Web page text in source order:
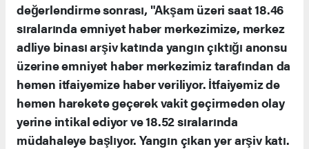
değerlendirme sonrası, "Akşam üzeri saat 18.46
sıralarında emniyet haber merkezimize, merkez
adliye binası arşiv katında yangın çıktığı anonsu
üzerine emniyet haber merkezimiz tarafından da
hemen itfaiyemize haber veriliyor. İtfaiyemiz de
hemen harekete geçerek vakit geçirmeden olay
yerine intikal ediyor ve 18.52 sıralarında
müdahaleye başlıyor. Yangın çıkan yer arşiv katı.